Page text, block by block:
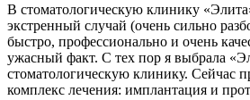
В стоматологическую клинику
экстренный случай (очень сильно
быстро, профессионально и очень
ужасный факт. С тех пор я выбрала
стоматологическую клинику. Сейчас
комплекс лечения: имплантация и